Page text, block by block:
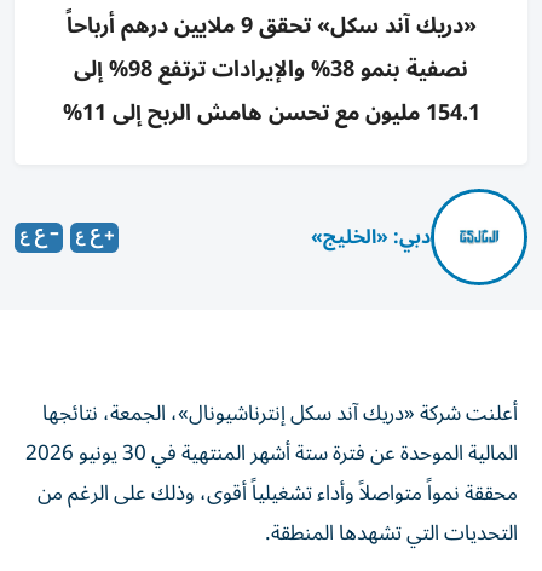
«دريك آند سكل» تحقق 9 ملايين درهم أرباحاً
نصفية بنمو 38% والإيرادات ترتفع 98% إلى
154.1 مليون مع تحسن هامش الربح إلى 11%
دبي: «الخليج»
أعلنت شركة «دريك آند سكل إنترناشيونال»، الجمعة، نتائجها
المالية الموحدة عن فترة ستة أشهر المنتهية في 30 يونيو 2026
محققة نمواً متواصلاً وأداء تشغيلياً أقوى، وذلك على الرغم من
التحديات التي تشهدها المنطقة.